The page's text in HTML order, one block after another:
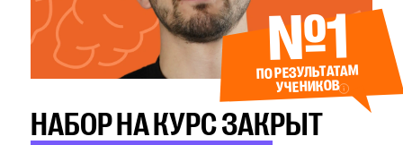
№1
ПО РЕЗУЛЬТАТАМ
УЧЕНИКОВ
НАБОР НА КУРС ЗАКРЫТ